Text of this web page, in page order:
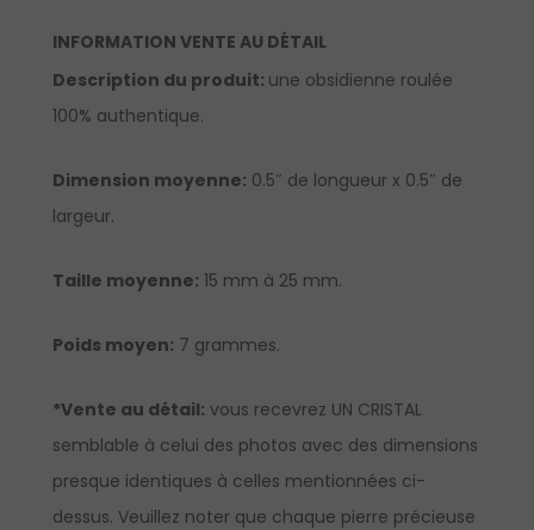
INFORMATION VENTE AU DÉTAIL
Description du produit: une obsidienne roulée
100% authentique.
Dimension moyenne: 0.5″ de longueur x 0.5″ de
largeur.
Taille moyenne: 15 mm à 25 mm.
Poids moyen: 7 grammes.
*Vente au détail: vous recevrez UN CRISTAL
semblable à celui des photos avec des dimensions
presque identiques à celles mentionnées ci-
dessus. Veuillez noter que chaque pierre précieuse